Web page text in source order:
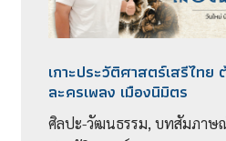
เกาะประวัติศาสตร์เสรีไทย
ละครเพลง เมืองนิมิตร
ศิลปะ-วัฒนธรรม, บทสัมภาษ